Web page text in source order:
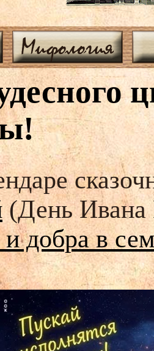
Мифология
(День Ивана
добра в